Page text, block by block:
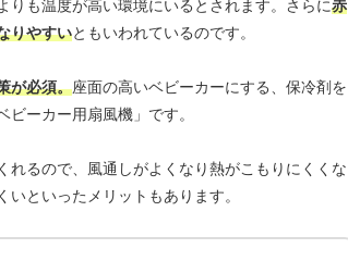
も温度が高い環境にいるとされます。さらに赤
りやすいともいわれているのです。
が必須。座面の高いベビーカーにする、保冷剤を
ーカー用扇風機」です。
るので、風通しがよくなり熱がこもりにくくな
といったメリットもあります。